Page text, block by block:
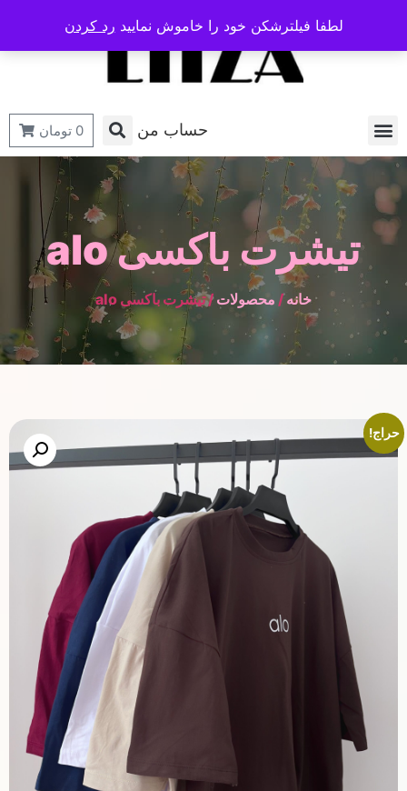
حساب من 0 تومان
تیشرت باکسی alo
خانه/محصولات/ تیشرت باکسی alo
حراج!
لطفا فیلترشکن خود را خاموش نمایید رد کردن